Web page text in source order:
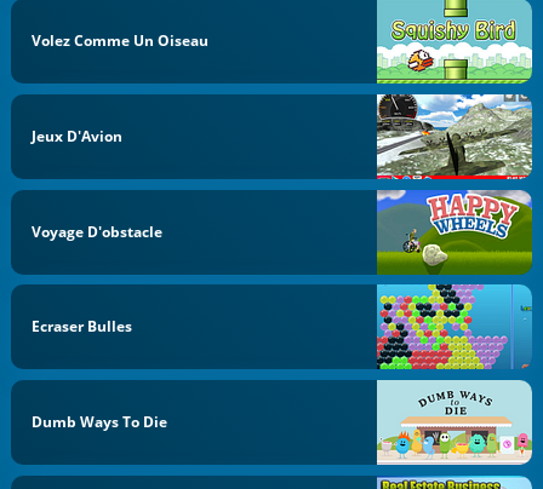
Volez Comme Un Oiseau
Jeux D'Avion
Voyage D'obstacle
Ecraser Bulles
Dumb Ways To Die